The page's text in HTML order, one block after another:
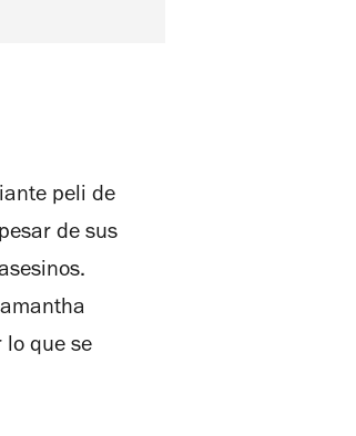
peli de
de sus
lo que se